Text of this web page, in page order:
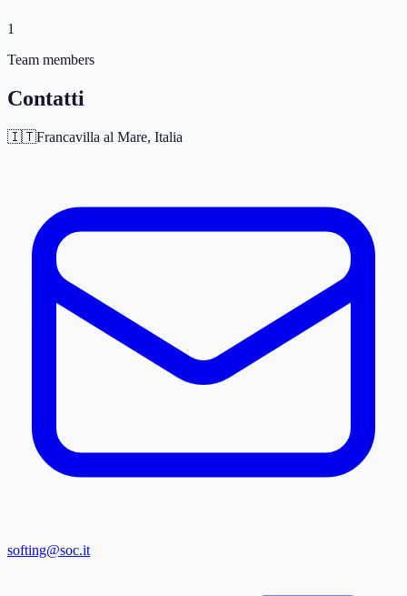
1
Team members
Contatti
🇮🇹Francavilla al Mare, Italia
softing@soc.it